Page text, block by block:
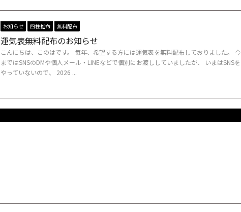
お知らせ 四柱推命 無料配布
運気表無料配布のお知らせ
こんにちは、このはです。 毎年、希望する方には運気表を無料配布しておりました。 今
まではSNSのDMや個人メール・LINEなどで個別にお渡ししていましたが、 いまはSNSを
やっていないので、 2026 ...